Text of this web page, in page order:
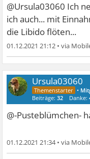
@Ursula03060 Ich
ich auch... mit
die Libido flöten...
01.12.2021 21:12 •
Ursula03060
•
Beiträge:32 Danke:
@-Pusteblümchen-
01.12.2021 21:34•